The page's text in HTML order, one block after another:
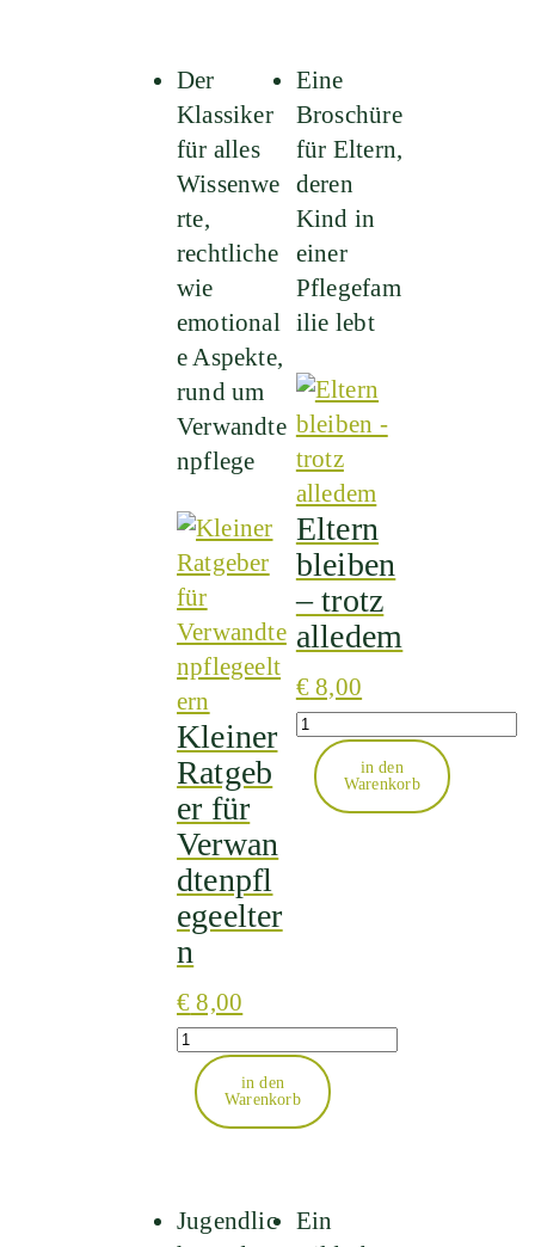
weist
mehrere
Varianten
auf.
Die
Optionen
können
auf
der
Produktseite
gewählt
werden
Der
Klassiker
für alles
Wissenwe
rte,
rechtliche
wie
emotional
e Aspekte,
rund um
Verwandte
npflege
Kleiner
Ratgeb
er für
Verwan
dtenpfl
egeelter
n
€ 8,00
Quantity
in den
Warenkorb
Eine
Broschüre
für Eltern,
deren
Kind in
einer
Pflegefam
ilie lebt
Eltern
bleiben
– trotz
alledem
€ 8,00
Quantity
in den
Warenkorb
Jugendlic
Ein